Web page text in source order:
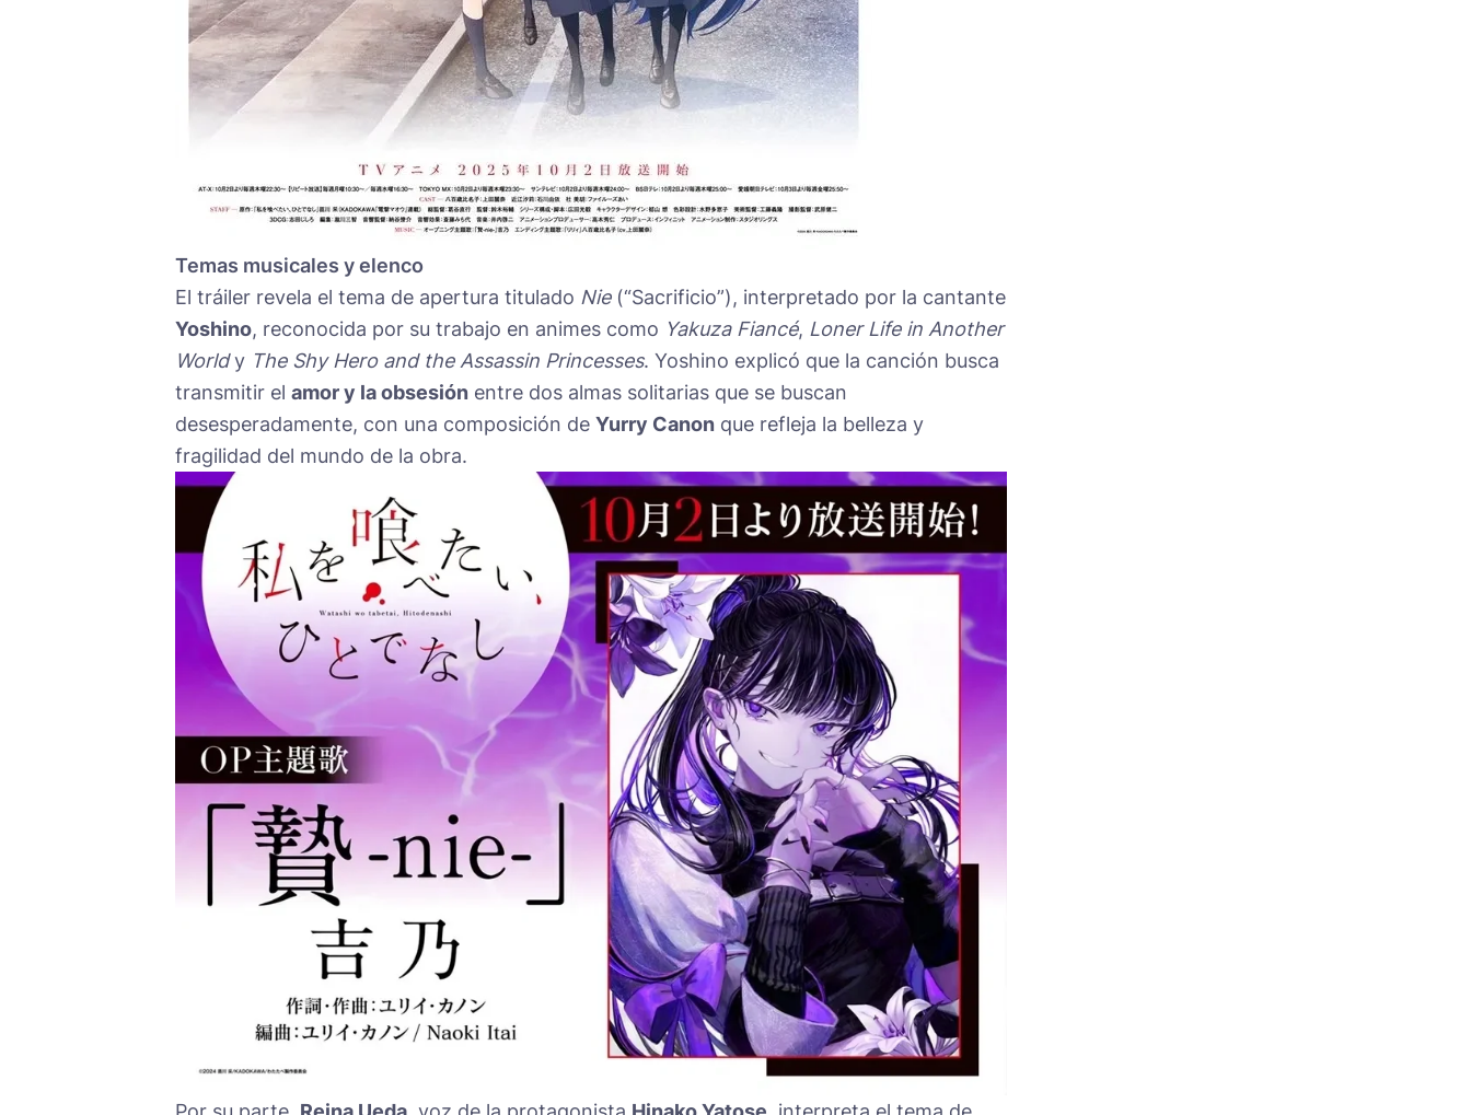
Temas musicales y elenco
El tráiler revela el tema de apertura titulado Nie(“Sacrificio”), interpretado por la cantante
Yoshino, reconocida por su trabajo en animes como Yakuza Fiancé, Loner Life in Another
Worldy The Shy Hero and the Assassin Princesses. Yoshino explicó que la canción busca
transmitir el amor y la obsesión entre dos almas solitarias que se buscan
desesperadamente, con una composición de Yurry Canon que refleja la belleza y
fragilidad del mundo de la obra.